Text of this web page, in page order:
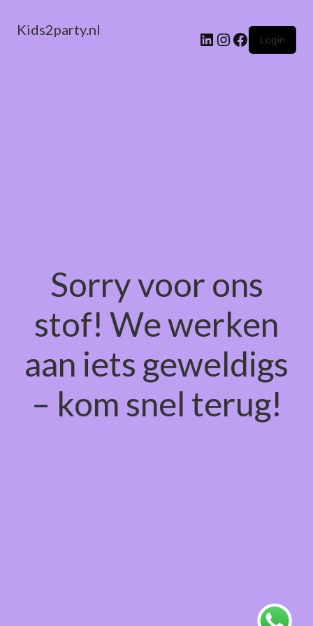
Kids2party.nl LinkedIn
Instagram
Facebook
Login
Sorry voor ons
stof! We werken
aan iets geweldigs
– kom snel terug!